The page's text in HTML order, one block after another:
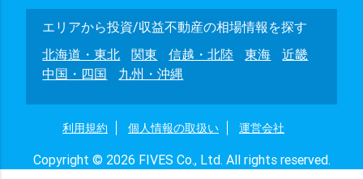
エリアから投資/収益不動産の相場情報を探す
北海道・東北
関東 信越・北陸 東海
近畿
中国・四国
九州・沖縄
利用規約 個人情報の取扱い 運営会社
Copyright © 2026 FIVES Co., Ltd. All rights reserved.